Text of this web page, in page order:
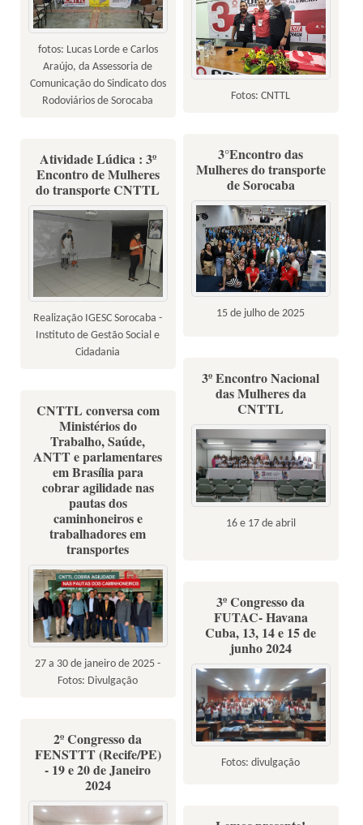
fotos: Lucas Lorde e Carlos
Araújo, da Assessoria de
Comunicação do Sindicato dos
Rodoviários de Sorocaba
Fotos: CNTTL
3°Encontro das
Mulheres do transporte
de Sorocaba
15 de julho de 2025
Atividade Lúdica : 3º
Encontro de Mulheres
do transporte CNTTL
Realização IGESC Sorocaba -
Instituto de Gestão Social e
Cidadania
3º Encontro Nacional
das Mulheres da
CNTTL
16 e 17 de abril
CNTTL conversa com
Ministérios do
Trabalho, Saúde,
ANTT e parlamentares
em Brasília para
cobrar agilidade nas
pautas dos
caminhoneiros e
trabalhadores em
transportes
27 a 30 de janeiro de 2025 -
Fotos: Divulgação
3º Congresso da
FUTAC- Havana
Cuba, 13, 14 e 15 de
junho 2024
Fotos: divulgação
2º Congresso da
FENSTTT (Recife/PE)
- 19 e 20 de Janeiro
2024